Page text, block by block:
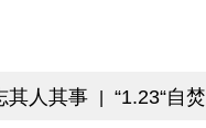
其人其事 “1.23“自焚